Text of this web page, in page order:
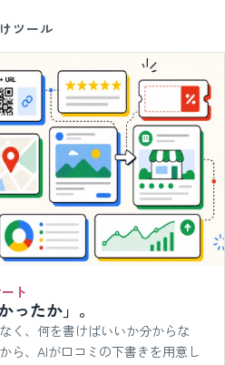
ツール
ト
ったか」。
く、何を書けばいいか分からな
ら、AIが口コミの下書きを用意し